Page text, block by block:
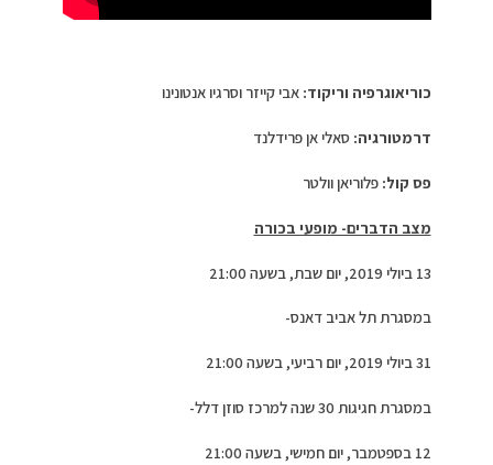
כוריאוגרפיה וריקוד: אבי קייזר וסרגיו אנטונינו
דרמטורגיה: סאלי אן פרידלנד
פס קול: פלוריאן וולטר
מצב הדברים- מופעי בכורה
13 ביולי 2019, יום שבת, בשעה 21:00
במסגרת תל אביב דאנס-
31 ביולי 2019, יום רביעי, בשעה 21:00
במסגרת חגיגות 30 שנה למרכז סוזן דלל-
12 בספטמבר, יום חמישי, בשעה 21:00